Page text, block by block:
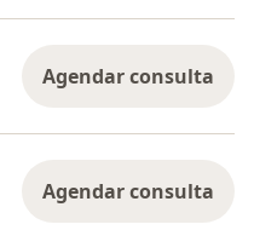
Agendar consulta
Agendar consulta